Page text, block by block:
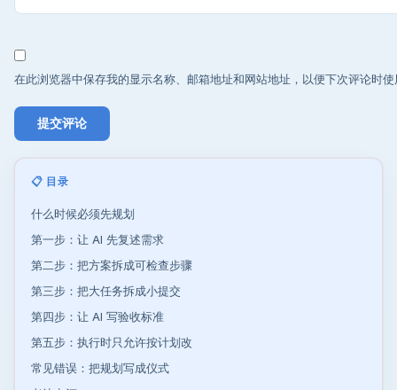
在此浏览器中保存我的显示名称、邮箱地址和网站地址，以便下次评论时使
📋 目录
什么时候必须先规划
第一步：让 AI 先复述需求
第二步：把方案拆成可检查步骤
第三步：把大任务拆成小提交
第四步：让 AI 写验收标准
第五步：执行时只允许按计划改
常见错误：把规划写成仪式